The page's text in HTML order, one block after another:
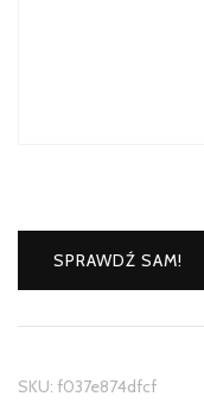
SPRAWDŹ SAM!
SKU: f037e874dfcf